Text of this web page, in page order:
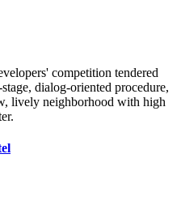
competition tendered
dialog-oriented procedure,
lively neighborhood with high